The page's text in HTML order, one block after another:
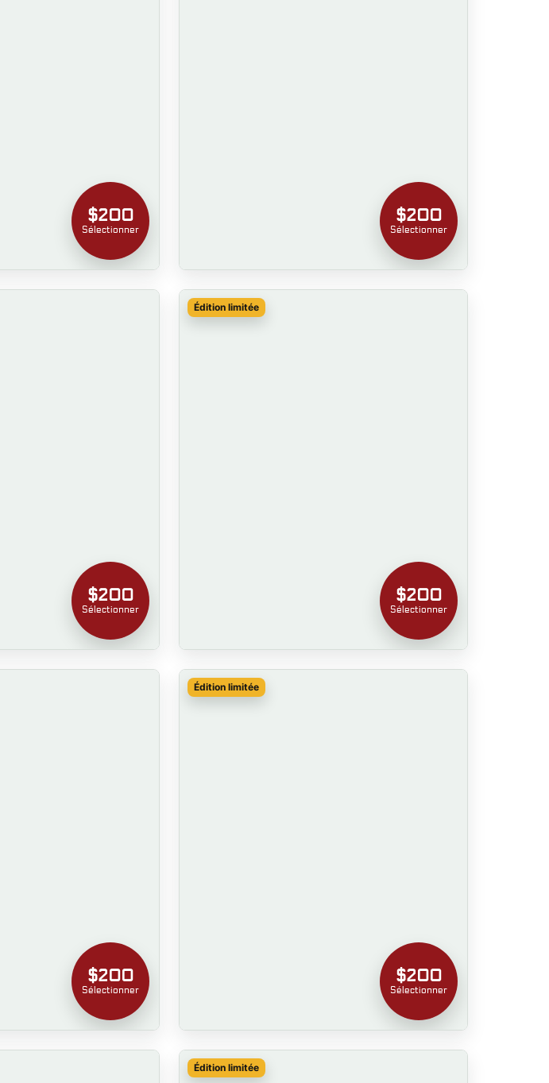
$200
Sélectionner
$200
Sélectionner
$200
Sélectionner
Édition limitée
$200
Sélectionner
$200
Sélectionner
Édition limitée
$200
Sélectionner
Édition limitée